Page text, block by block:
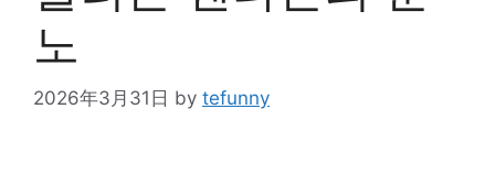
노
2026年3月31日 by tefunny